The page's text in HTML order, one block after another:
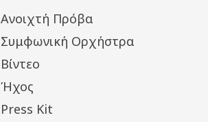
Ανοιχτή Πρόβα
Συμφωνική Ορχήστρα
Βίντεο
Ήχος
Press Kit